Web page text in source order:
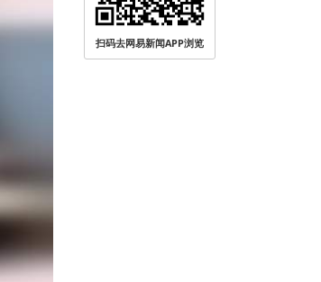
扫码去网易新闻APP浏览